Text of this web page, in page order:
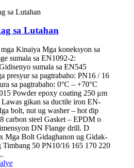
sa Lutahan
Kinaiya Mga koneksyon sa
sumala sa EN1092-2:
sumala sa EN545
presyur sa pagtrabaho: PN16 / 16
sa pagtrabaho: 0°C – +70°C
Powder epoxy coating 250 μm
gikan sa ductile iron EN-
bolt, nut ug washer – hot dip
carbon steel Gasket – EPDM o
DN Flange drill. D
Mga Bolt Gidaghanon ug Gidak-
Timbang 50 PN10/16 165 170 220